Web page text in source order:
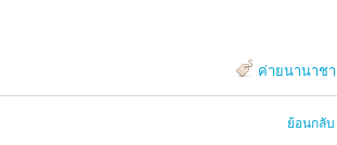
ค่ายนานาช
ย้อนกลับ